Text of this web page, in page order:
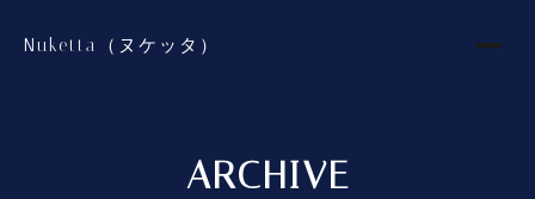
Nuketta（ヌケッタ）
ARCHIVE